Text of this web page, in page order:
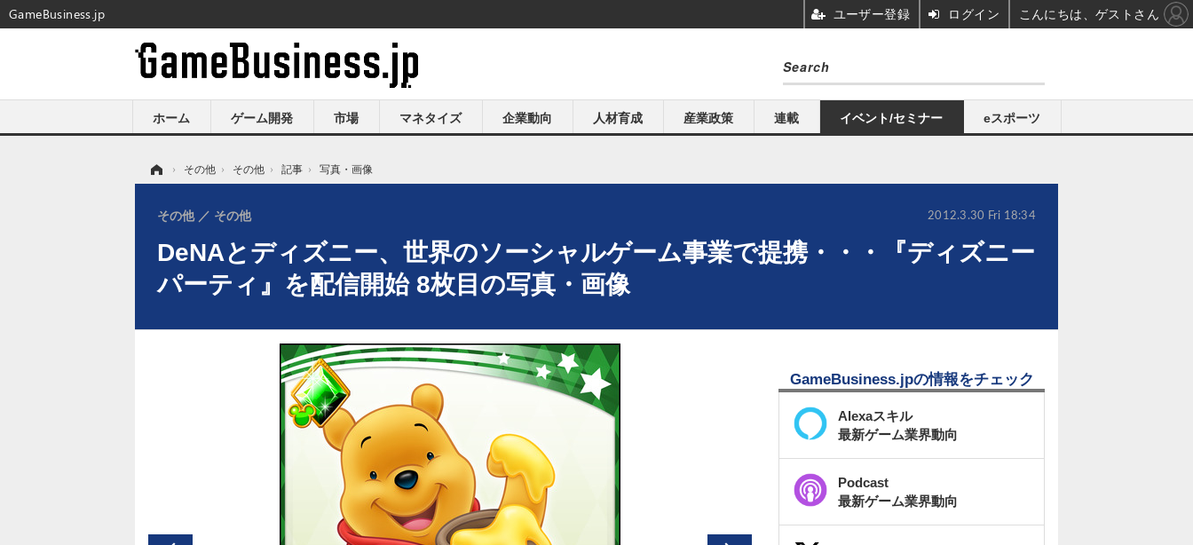
ホーム ゲーム開発 市場 マネタイズ 企業動向 人材育成 産業政策 連載 イベント/セミナー eスポーツ
› その他 › その他 › 記事 › 写真・画像
DeNAとディズニー、世界のソーシャルゲーム事業で提携・・・『ディズニー
パーティ』を配信開始 8枚目の写真・画像
その他 その他 2012.3.30 Fri 18:34
GameBusiness.jpの情報をチェック
Alexaスキル
最新ゲーム業界動向
Podcast
最新ゲーム業界動向
GameBusiness.jp ユーザー登録 ログイン こんにちは、ゲストさん